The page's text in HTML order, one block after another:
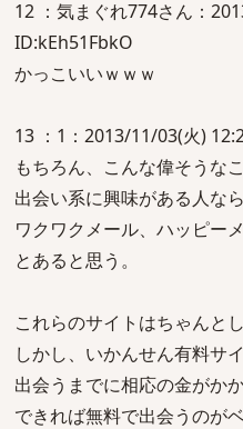
12 ：気まぐれ774さん：
ID:kEh51FbkO
かっこいいｗｗｗ
13 ：1：2013/11/03(火)
もちろん、こんな偉そうな
出会い系に興味がある人なら
ワクワクメール、ハッピー
とあると思う。
これらのサイトはちゃんと
しかし、いかんせん有料サ
出会うまでに相応の金がか
できれば無料で出会うのが